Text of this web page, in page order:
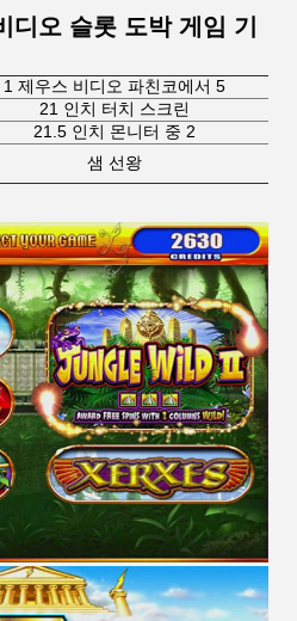
디오 슬롯 도박 게임 기
1 제우스 비디오 파친코에서 5
21 인치 터치 스크린
21.5 인치 몬니터 중 2
샘 선왕